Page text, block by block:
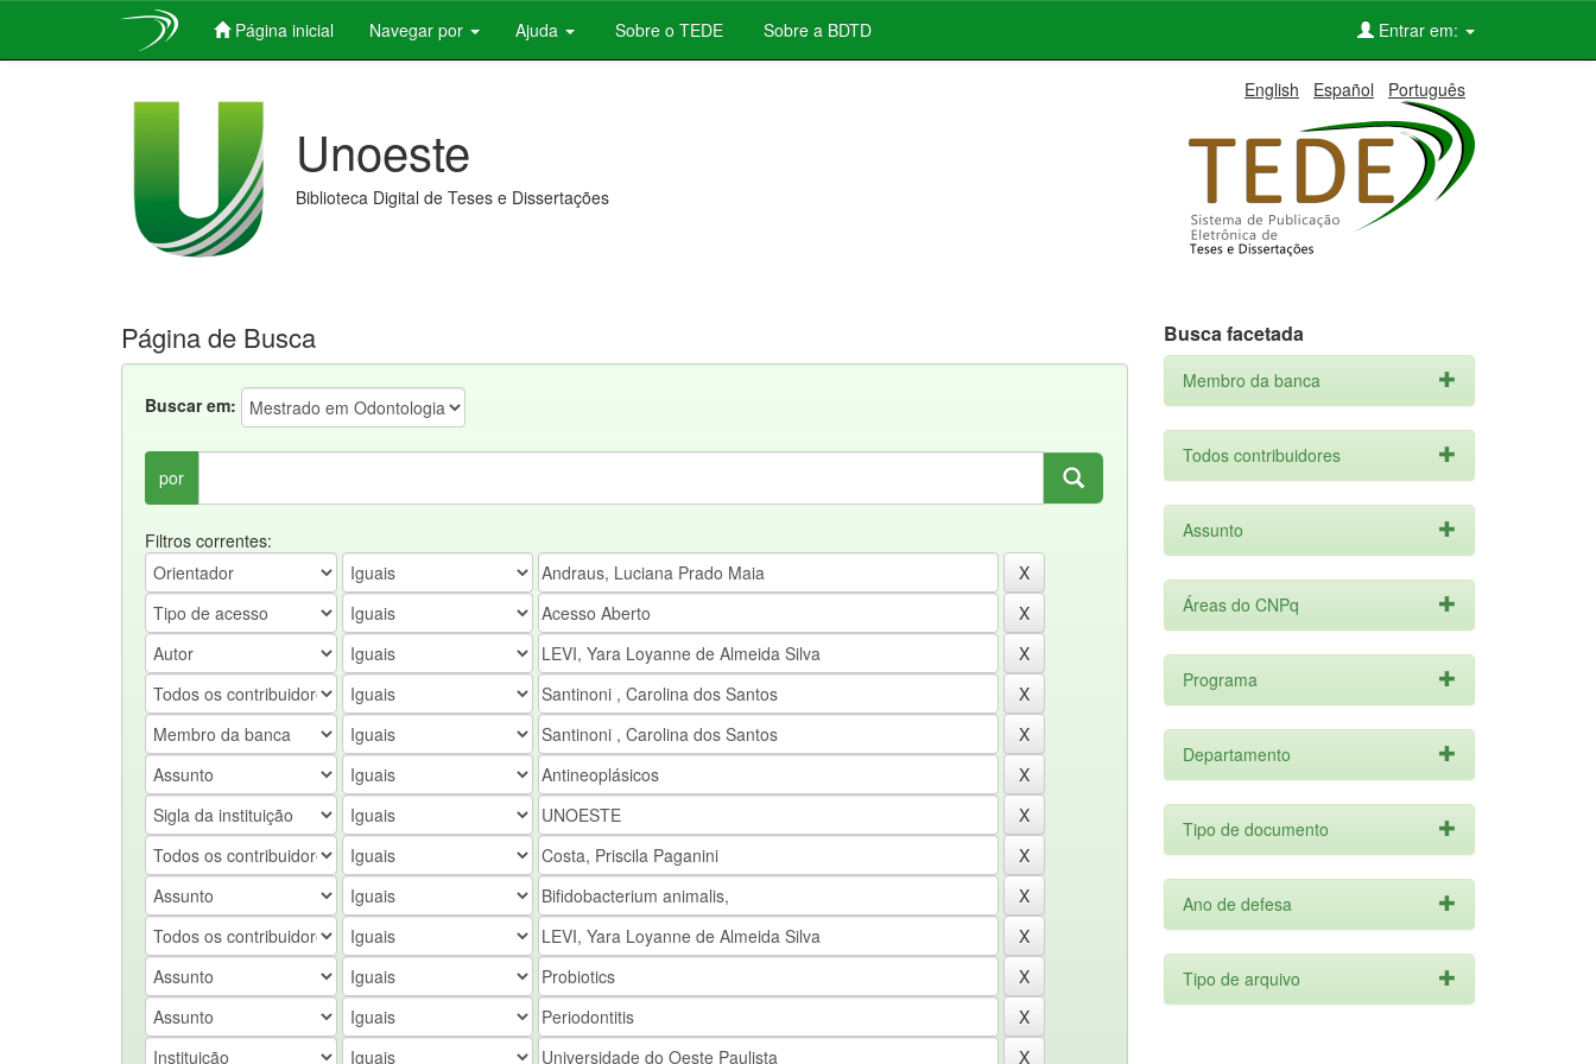
Página inicial Navegar por Ajuda Sobre o TEDE Sobre a BDTD Entrar em:
English Español Português
Unoeste
Biblioteca Digital de Teses e Dissertações
Página de Busca
Buscar em:
por
Filtros correntes:
Busca facetada
Membro da banca
Todos contribuidores
Assunto
Áreas do CNPq
Programa
Departamento
Tipo de documento
Ano de defesa
Tipo de arquivo